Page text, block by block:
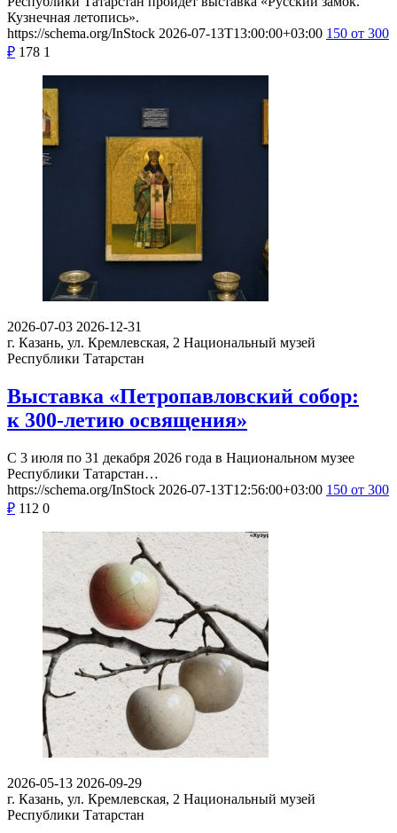
Кузнечная летопись».
https://schema.org/InStock 2026-07-13T13:00:00+03:00 150 от 300
₽ 178 1
2026-07-03 2026-12-31
г. Казань, ул. Кремлевская, 2 Национальный музей
Республики Татарстан
Выставка «Петропавловский собор:
к 300-летию освящения»
С 3 июля по 31 декабря 2026 года в Национальном музее
Республики Татарстан…
https://schema.org/InStock 2026-07-13T12:56:00+03:00 150 от 300
₽ 112 0
2026-05-13 2026-09-29
г. Казань, ул. Кремлевская, 2 Национальный музей
Республики Татарстан